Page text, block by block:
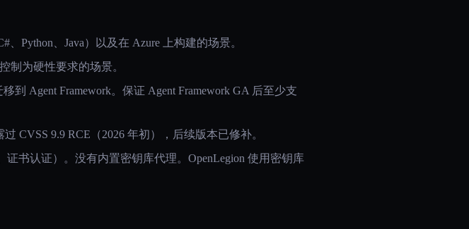
Python、Java）以及在 Azure 上构建的场景。
制为硬性要求的场景。
到 Agent Framework。保证 Agent Framework GA 后至少支
过 CVSS 9.9 RCE（2026 年初），后续版本已修补。
证书认证）。没有内置密钥库代理。OpenLegion 使用密钥库